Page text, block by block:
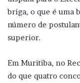
briga, o que é uma
número de
superior.
Em Muritiba, no
do que quatro